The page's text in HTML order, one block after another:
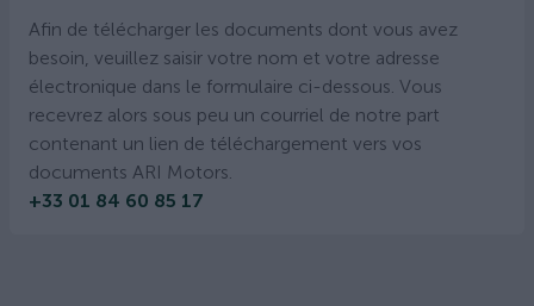
Afin de télécharger les documents dont vous avez
besoin, veuillez saisir votre nom et votre adresse
électronique dans le formulaire ci-dessous. Vous
recevrez alors sous peu un courriel de notre part
contenant un lien de téléchargement vers vos
documents ARI Motors.
+33 01 84 60 85 17